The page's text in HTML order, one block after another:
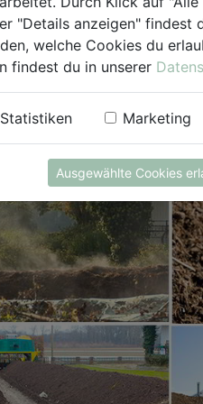
muss in dieser
werden, um die
Der Kompost muss nicht
zu feiner, krümeliger
des Nitrat-/ Nitritgehalts
Kompost auf unsere
"Details anzeigen" findest
welche Cookies du
findest du in unserer
Statistiken Marketing
Ausgewählte Cookies